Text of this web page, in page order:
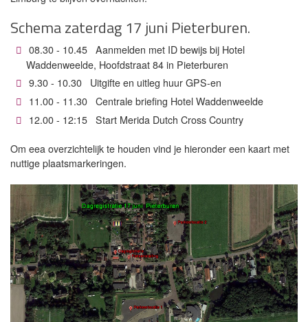
Schema zaterdag 17 juni Pieterburen.
08.30 - 10.45 Aanmelden met ID bewijs bij Hotel
Waddenweelde, Hoofdstraat 84 in Pieterburen
9.30 - 10.30 Uitgifte en uitleg huur GPS-en
11.00 - 11.30 Centrale briefing Hotel Waddenweelde
12.00 - 12:15 Start Merida Dutch Cross Country
Om eea overzichtelijk te houden vind je hieronder een kaart met
nuttige plaatsmarkeringen.